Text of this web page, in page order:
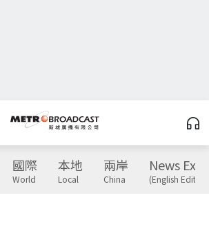
國際
World
本地
Local
兩岸
China
News
(English